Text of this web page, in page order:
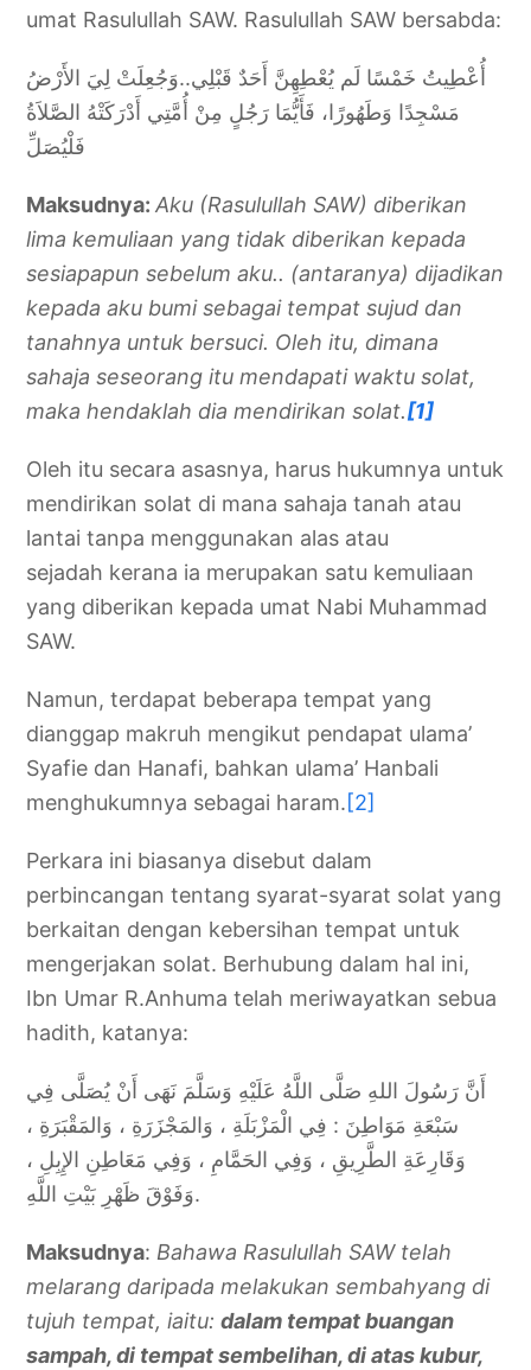
umat Rasulullah SAW. Rasulullah SAW bersabda:
أُعْطِيتُ خَمْسًا لَم يُعْطِهِنَّ أَحَدٌ قَبْلِي..وَجُعِلَتْ لِيَ الأَرْضُ
مَسْجِدًا وَطَهُورًا، فَأَيُّمَا رَجُلٍ مِنْ أُمَّتِي أَدْرَكَتْهُ الصَّلاَةُ
فَلْيُصَلِّ
Maksudnya:Aku (Rasulullah SAW) diberikan
lima kemuliaan yang tidak diberikan kepada
sesiapapun sebelum aku.. (antaranya) dijadikan
kepada aku bumi sebagai tempat sujud dan
tanahnya untuk bersuci. Oleh itu, dimana
sahaja seseorang itu mendapati waktu solat,
maka hendaklah dia mendirikan solat.[1]
Oleh itu secara asasnya, harus hukumnya untuk
mendirikan solat di mana sahaja tanah atau
lantai tanpa menggunakan alas atau
sejadah kerana ia merupakan satu kemuliaan
yang diberikan kepada umat Nabi Muhammad
SAW.
Namun, terdapat beberapa tempat yang
dianggap makruh mengikut pendapat ulama’
Syafie dan Hanafi, bahkan ulama’ Hanbali
menghukumnya sebagai haram.[2]
Perkara ini biasanya disebut dalam
perbincangan tentang syarat-syarat solat yang
berkaitan dengan kebersihan tempat untuk
mengerjakan solat. Berhubung dalam hal ini,
Ibn Umar R.Anhuma telah meriwayatkan sebua
hadith, katanya:
أَنَّ رَسُولَ اللهِ صَلَّى اللَّهُ عَلَيْهِ وَسَلَّمَ نَهَى أَنْ يُصَلَّى فِي
سَبْعَةِ مَوَاطِنَ : فِي الْمَزْبَلَةِ ، وَالمَجْزَرَةِ ، وَالمَقْبَرَةِ ،
وَقَارِعَةِ الطَّرِيقِ ، وَفِي الحَمَّامِ ، وَفِي مَعَاطِنِ الإِبِلِ ،
وَفَوْقَ ظَهْرِ بَيْتِ اللَّهِ.
Maksudnya: Bahawa Rasulullah SAW telah
melarang daripada melakukan sembahyang di
tujuh tempat, iaitu:dalam tempat buangan
sampah, di tempat sembelihan, di atas kubur,